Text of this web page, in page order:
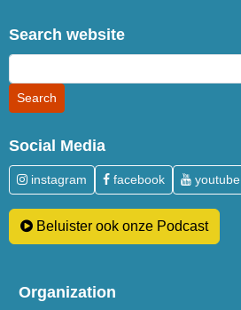
Search website
Social Media
instagram facebook youtube
Beluister ook onze Podcast
Organization